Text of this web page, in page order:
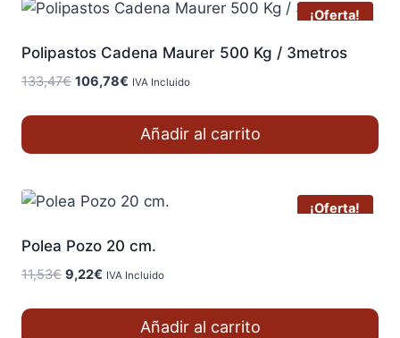
¡Oferta!
Polipastos Cadena Maurer 500 Kg / 3metros
133,47€ El
106,78€ El
es:
IVA Incluido
Añadir al carrito
¡Oferta!
Polea Pozo 20 cm.
11,53€ El
9,22€ El
IVA Incluido
Añadir al carrito